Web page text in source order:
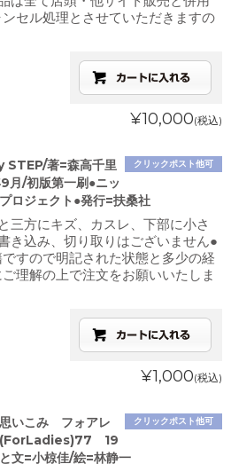
セル処理とさせていただきますの
¥10,000(税込)
クリックポスト他可
STEP/著=森高千里
月/初版第一刷●ニッ
ロジェクト●発行=扶桑社
三方にキズ、カスレ、下部に小さ
き込み、切り取りはございません●
すので明記された状態と多少の経
理解の上で注文をお願いいたしま
¥1,000(税込)
クリックポスト他可
いこみ フォアレ
(ForLadies)77 19
文=小椋佳/絵=林静一